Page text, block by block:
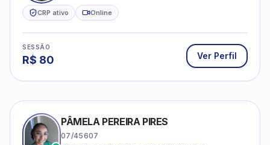
CRP ativo Online
SESSÃO
R$ 80 Ver Perfil
PÂMELA PEREIRA PIRES
07/45607